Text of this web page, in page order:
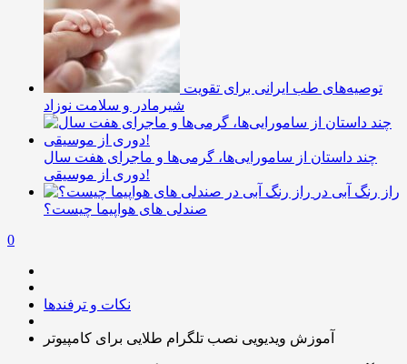
توصیه‌های طب ایرانی برای تقویت
شیرمادر و سلامت نوزاد
چند داستان از سامورایی‌ها، گرمی‌ها و ماجرای هفت سال
دوری از موسیقی!
راز رنگ آبی در
صندلی های هواپیما چیست؟
0
نکات و ترفندها
آموزش ویدیویی نصب تلگرام طلایی برای کامپیوتر